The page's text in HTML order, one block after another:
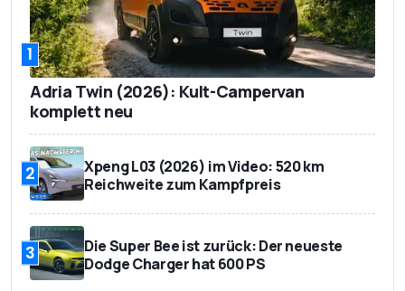
1
Adria Twin (2026): Kult-Campervan
komplett neu
2
Xpeng L03 (2026) im Video: 520 km
Reichweite zum Kampfpreis
3
Die Super Bee ist zurück: Der neueste
Dodge Charger hat 600 PS